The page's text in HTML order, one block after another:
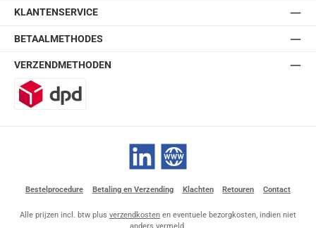
KLANTENSERVICE
BETAALMETHODES
VERZENDMETHODEN
LinkedIn Website
Bestelprocedure Betaling en Verzending Klachten Retouren Contact
Alle prijzen incl. btw plus verzendkosten en eventuele bezorgkosten, indien niet